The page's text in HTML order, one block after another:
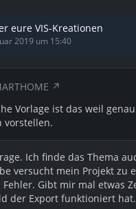
eure VIS-Kreationen
2019 um 15:40
Vorlage ist das weil
vorstellen.
Ich finde das Thema
versucht mein Projekt zu
Gibt mir mal etwas
der Export funktioniert hat.